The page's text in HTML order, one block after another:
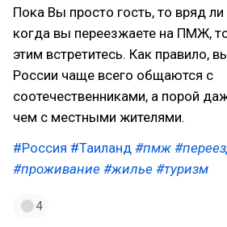
Пока Вы просто гость, то вряд ли
когда вы переезжаете на ПМЖ,
этим встретитесь. Как правило,
России чаще всего общаются с
соотечественниками, а порой
чем с местными жителями.
#Россия #Таиланд #пмж
#проживание #жилье #туризм
4